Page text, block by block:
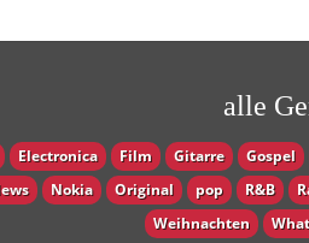
alle
Electronica Film Gitarre Gospel
Nokia Original pop R&B
Weihnachten